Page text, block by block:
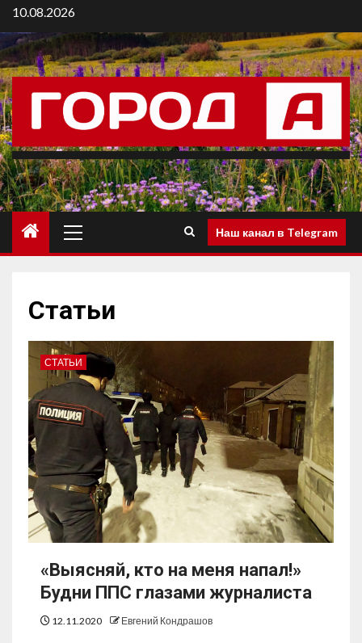
10.08.2026
Наш канал в Telegram
Статьи
СТАТЬИ
«Выясняй, кто на меня напал!»
Будни ППС глазами журналиста
12.11.2020 Евгений Кондрашов